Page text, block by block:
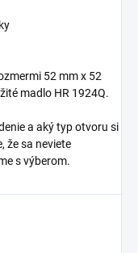
52 mm x 52
madlo HR 1924Q.
a aký typ otvoru si
že sa neviete
s výberom.